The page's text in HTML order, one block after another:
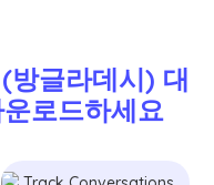
글라데시) 대
로드하세요